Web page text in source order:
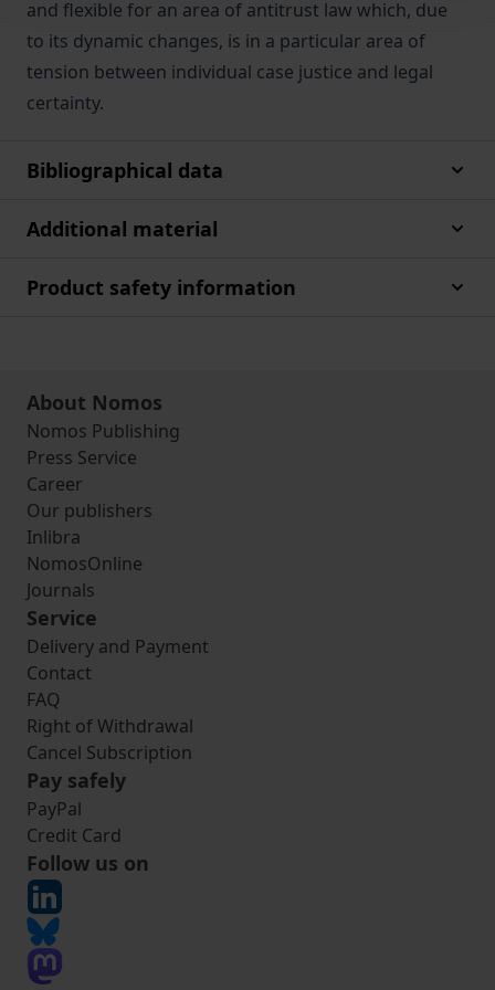
and flexible for an area of antitrust law which, due
to its dynamic changes, is in a particular area of
tension between individual case justice and legal
certainty.
Bibliographical data
Additional material
Product safety information
About Nomos
Nomos Publishing
Press Service
Career
Our publishers
Inlibra
NomosOnline
Journals
Service
Delivery and Payment
Contact
FAQ
Right of Withdrawal
Cancel Subscription
Pay safely
PayPal
Credit Card
Follow us on